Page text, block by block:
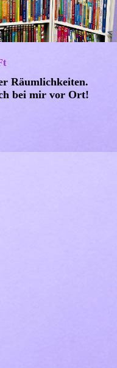
Räumlichkeiten.
bei mir vor Ort!